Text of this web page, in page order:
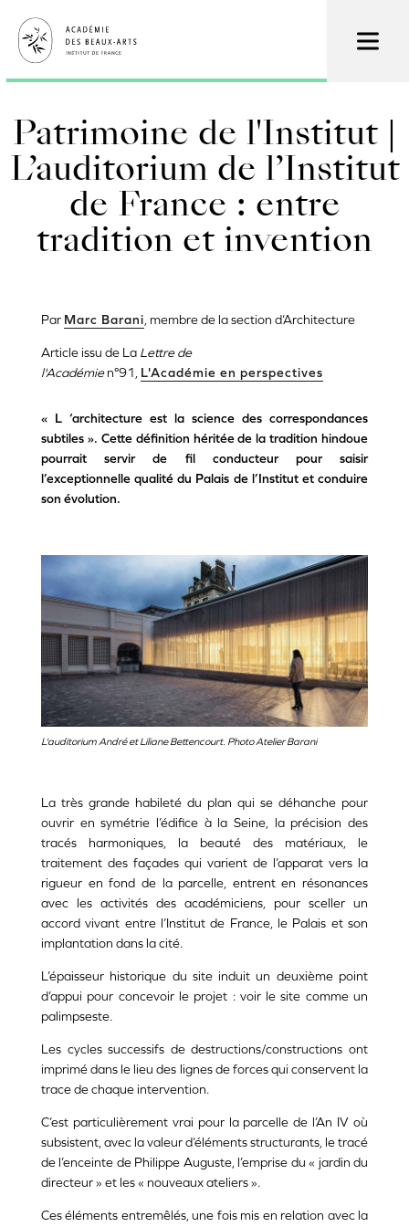
contenu
principal
Patrimoine de l'Institut |
L’auditorium de l’Institut
de France : entre
tradition et invention
Par Marc Barani, membre de la section d’Architecture
Article issu de La Lettre de
l'Académien°91, L'Académie en perspectives
« L ‘architecture est la science des correspondances
subtiles ». Cette définition héritée de la tradition hindoue
pourrait servir de fil conducteur pour saisir
l’exceptionnelle qualité du Palais de l’Institut et conduire
son évolution.
L'auditorium André et Liliane Bettencourt. Photo Atelier Barani
La très grande habileté du plan qui se déhanche pour
ouvrir en symétrie l’édifice à la Seine, la précision des
tracés harmoniques, la beauté des matériaux, le
traitement des façades qui varient de l’apparat vers la
rigueur en fond de la parcelle, entrent en résonances
avec les activités des académiciens, pour sceller un
accord vivant entre l’Institut de France, le Palais et son
implantation dans la cité.
L’épaisseur historique du site induit un deuxième point
d’appui pour concevoir le projet : voir le site comme un
palimpseste.
Les cycles successifs de destructions/constructions ont
imprimé dans le lieu des lignes de forces qui conservent la
trace de chaque intervention.
C’est particulièrement vrai pour la parcelle de l’An IV où
subsistent, avec la valeur d’éléments structurants, le tracé
de l’enceinte de Philippe Auguste, l’emprise du « jardin du
directeur » et les « nouveaux ateliers ».
Ces éléments entremêlés, une fois mis en relation avec la